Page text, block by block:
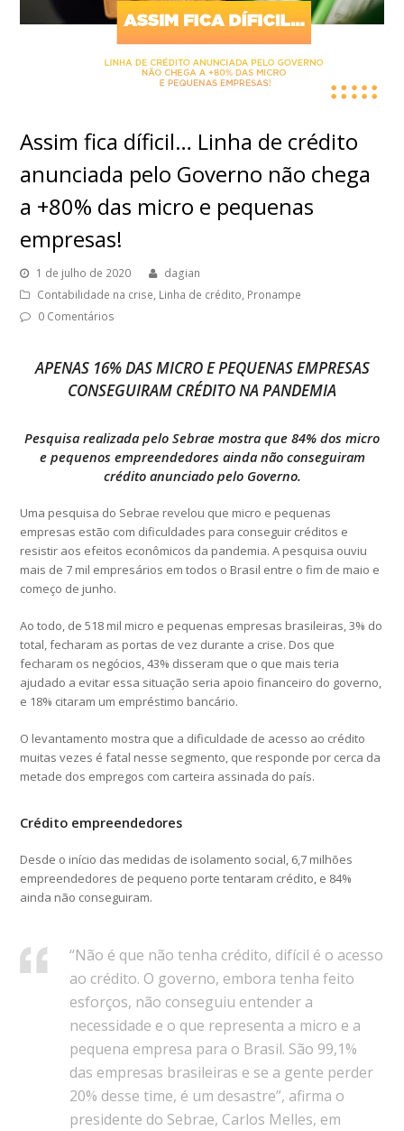
Assim fica díficil… Linha de crédito
anunciada pelo Governo não chega
a +80% das micro e pequenas
empresas!
1 de julho de 2020
dagian
Contabilidade na crise, Linha de crédito, Pronampe
0 Comentários
APENAS 16% DAS MICRO E PEQUENAS EMPRESAS
CONSEGUIRAM CRÉDITO NA PANDEMIA
Pesquisa realizada pelo Sebrae mostra que 84% dos micro
e pequenos empreendedores ainda não conseguiram
crédito anunciado pelo Governo.
Uma pesquisa do Sebrae revelou que micro e pequenas
empresas estão com dificuldades para conseguir créditos e
resistir aos efeitos econômicos da pandemia. A pesquisa ouviu
mais de 7 mil empresários em todos o Brasil entre o fim de maio e
começo de junho.
Ao todo, de 518 mil micro e pequenas empresas brasileiras, 3% do
total, fecharam as portas de vez durante a crise. Dos que
fecharam os negócios, 43% disseram que o que mais teria
ajudado a evitar essa situação seria apoio financeiro do governo,
e 18% citaram um empréstimo bancário.
O levantamento mostra que a dificuldade de acesso ao crédito
muitas vezes é fatal nesse segmento, que responde por cerca da
metade dos empregos com carteira assinada do país.
Crédito empreendedores
Desde o início das medidas de isolamento social, 6,7 milhões
empreendedores de pequeno porte tentaram crédito, e 84%
ainda não conseguiram.
“Não é que não tenha crédito, difícil é o acesso
ao crédito. O governo, embora tenha feito
esforços, não conseguiu entender a
necessidade e o que representa a micro e a
pequena empresa para o Brasil. São 99,1%
das empresas brasileiras e se a gente perder
20% desse time, é um desastre”, afirma o
presidente do Sebrae, Carlos Melles, em